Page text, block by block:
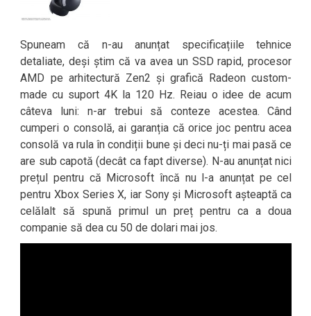
Spuneam că n-au anunțat specificațiile tehnice
detaliate, deși știm că va avea un SSD rapid, procesor
AMD pe arhitectură Zen2 și grafică Radeon custom-
made cu suport 4K la 120 Hz. Reiau o idee de acum
câteva luni: n-ar trebui să conteze acestea. Când
cumperi o consolă, ai garanția că orice joc pentru acea
consolă va rula în condiții bune și deci nu-ți mai pasă ce
are sub capotă (decât ca fapt diverse). N-au anunțat nici
prețul pentru că Microsoft încă nu l-a anunțat pe cel
pentru Xbox Series X, iar Sony și Microsoft așteaptă ca
celălalt să spună primul un preț pentru ca a doua
companie să dea cu 50 de dolari mai jos.